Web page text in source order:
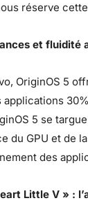
réserve
et fluidité
OriginOS 5
applications
5 se
du GPU et de
des
Little V » :